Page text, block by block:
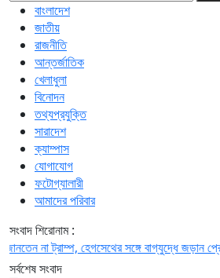
বাংলাদেশ
জাতীয়
রাজনীতি
আন্তর্জাতিক
খেলাধুলা
বিনোদন
তথ্যপ্রযুক্তি
সারাদেশ
ক্যাম্পাস
যোগাযোগ
ফটোগ্যালারী
আমাদের পরিবার
সংবাদ শিরোনাম :
ট্রাম্প, হেগসেথের সঙ্গে বাগ্‌যুদ্ধে জড়ান প্রেসিডেন্ট
সর্বশেষ সংবাদ